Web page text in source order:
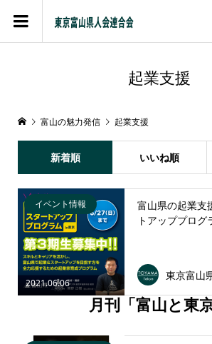
起業支援
富山の魅力発信 起業支援
新着順 いいね順
2021.06.06
イベント情報
富山県の起業支
トアッププログ
月刊「富山と東京